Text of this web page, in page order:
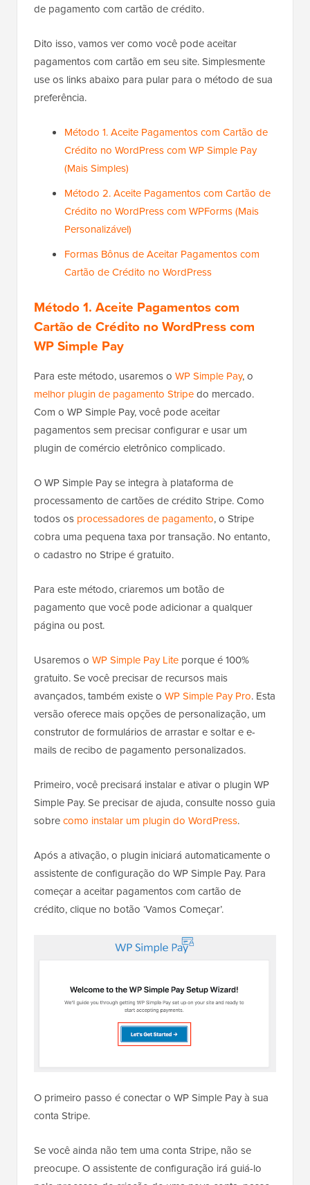
de pagamento com cartão de crédito.
Dito isso, vamos ver como você pode aceitar
pagamentos com cartão em seu site. Simplesmente
use os links abaixo para pular para o método de sua
preferência.
Método 1. Aceite Pagamentos com Cartão de
Crédito no WordPress com WP Simple Pay
(Mais Simples)
Método 2. Aceite Pagamentos com Cartão de
Crédito no WordPress com WPForms (Mais
Personalizável)
Formas Bônus de Aceitar Pagamentos com
Cartão de Crédito no WordPress
Método1. Aceite Pagamentos com
Cartão de Crédito no WordPress com
WP Simple Pay
Para este método, usaremos o WP Simple Pay, o
melhor plugin de pagamento Stripedo mercado.
Com o WP Simple Pay, você pode aceitar
pagamentos sem precisar configurar e usar um
plugin de comércio eletrônico complicado.
O WP Simple Pay se integra à plataforma de
processamento de cartões de crédito Stripe. Como
todos os processadores de pagamento, o Stripe
cobra uma pequena taxa por transação. No entanto,
o cadastro no Stripe é gratuito.
Para este método, criaremos um botão de
pagamento que você pode adicionar a qualquer
página ou post.
Usaremos o WP Simple Pay Lite porque é 100%
gratuito. Se você precisar de recursos mais
avançados, também existe o WP Simple Pay Pro. Esta
versão oferece mais opções de personalização, um
construtor de formulários de arrastar e soltar e e-
mails de recibo de pagamento personalizados.
Primeiro, você precisará instalar e ativar o plugin WP
Simple Pay. Se precisar de ajuda, consulte nosso guia
sobrecomo instalar um plugin do WordPress.
Após a ativação, o plugin iniciará automaticamente o
assistente de configuração do WP Simple Pay. Para
começar a aceitar pagamentos com cartão de
crédito, clique no botão ‘Vamos Começar’.
O primeiro passo é conectar o WP Simple Pay à sua
conta Stripe.
Se você ainda não tem uma conta Stripe, não se
preocupe. O assistente de configuração irá guiá-lo